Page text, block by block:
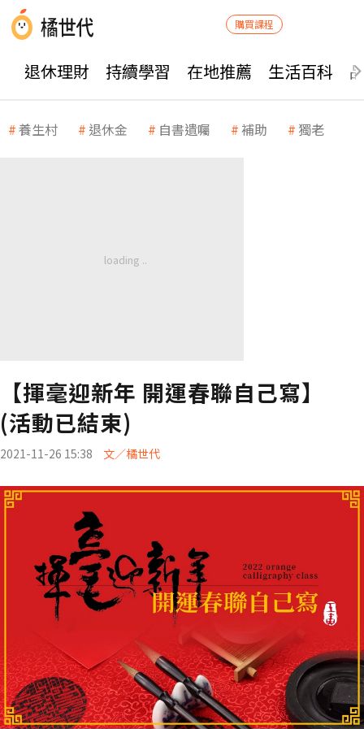
購買課程
退休理財 持續學習 在地推薦 生活百科
養生村 退休金 自書遺囑 補助 獨老
【揮毫迎新年 開運春聯自己寫】
(活動已結束)
2021-11-26 15:38 文／橘世代